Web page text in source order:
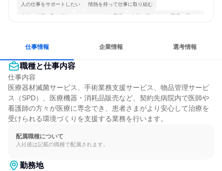
人の仕事をサポートしたい 情熱を持って仕事に取り組む
冷静に仕事に取り組む チームワークを重視 女性が働きやすい環境で働ける
仕事情報 企業情報 選考情報
職種と仕事内容
仕事内容
医療器材滅菌サービス、手術業務支援サービス、物品管理サービ
ス（SPD）、医療機器・消耗品販売など、契約先病院内で医師や
看護師の方々が医療に専念でき、患者さまがより安心して治療を
受けられる環境づくりを支援する業務を行います。
配属職種について
入社後は記載の職種で配属されます。
勤務地